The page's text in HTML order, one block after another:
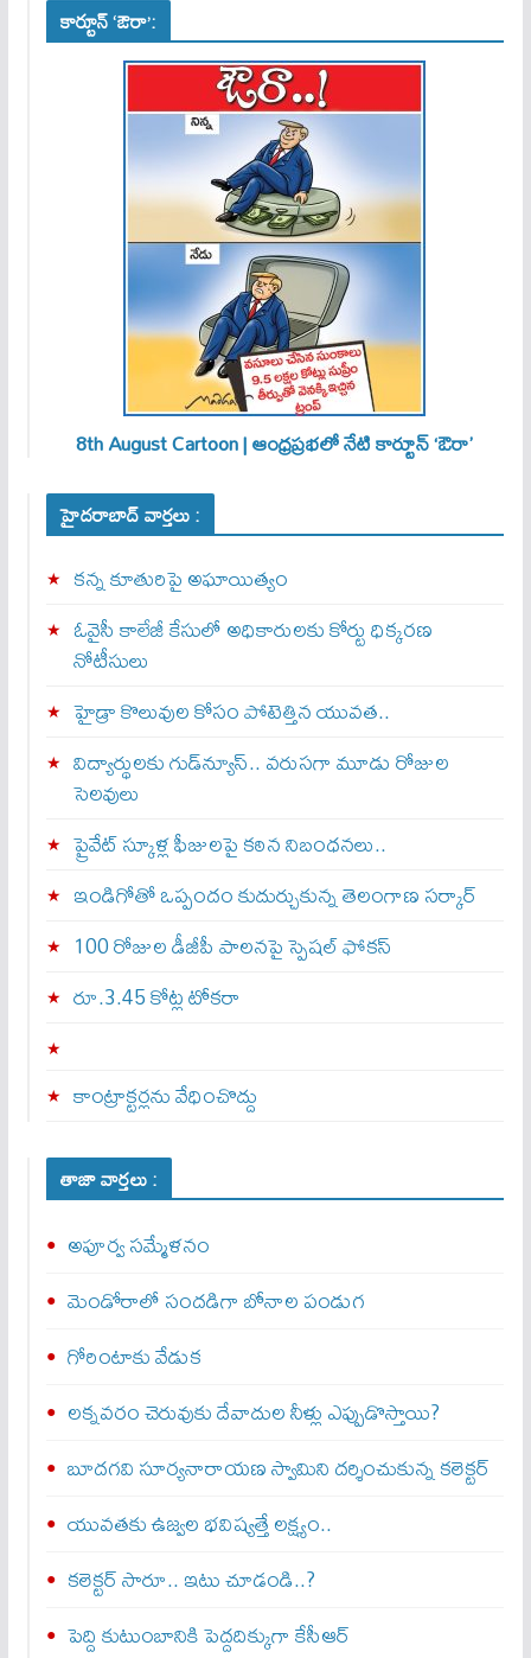
కార్టూన్ ‘ఔరా’:
8th August Cartoon | ఆంధ్రప్రభలో నేటి కార్టూన్ ‘ఔరా’
హైదరాబాద్ వార్తలు :
కన్న కూతురిపై అఘాయిత్యం
ఓవైసీ కాలేజీ కేసులో అధికారులకు కోర్టు ధిక్కరణ
నోటీసులు
హైడ్రా కొలువుల కోసం పోటెత్తిన యువత..
విద్యార్థులకు గుడ్‌న్యూస్.. వరుసగా మూడు రోజుల
సెలవులు
ప్రైవేట్ స్కూళ్ల ఫీజులపై కఠిన నిబంధనలు..
ఇండిగోతో ఒప్పందం కుదుర్చుకున్న తెలంగాణ స‌ర్కార్
100 రోజుల డీజీపీ పాలనపై స్పెషల్ ఫోకస్
రూ.3.45 కోట్ల టోకరా
కాంట్రాక్టర్లను వేధించొద్దు
తాజా వార్తలు :
అపూర్వ స‌మ్మేళ‌నం
మెండోరాలో సందడిగా బోనాల పండుగ
గోరింటాకు వేడుక
లక్నవరం చెరువుకు దేవాదుల నీళ్లు ఎప్పుడొస్తాయి?
బూదగవి సూర్యనారాయణ స్వామిని దర్శించుకున్న కలెక్టర్
యువతకు ఉజ్వల భవిష్యత్తే లక్ష్యం..
కలెక్టర్ సారూ.. ఇటు చూడండి..?
పెద్ది కుటుంబానికి పెద్దదిక్కుగా కేసీఆర్‌